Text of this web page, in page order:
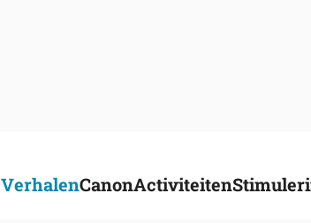
VerhalenCanonActiviteiten